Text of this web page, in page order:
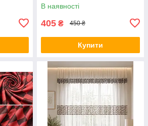
В наявності
405 ₴ 450 ₴
Купити